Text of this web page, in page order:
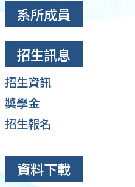
系所成員
招生訊息
招生資訊
獎學金
招生報名
資料下載